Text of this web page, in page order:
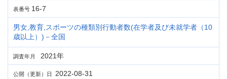
表番号 16-7
男女,教育,スポーツの種類別行動者数(在学者及び未就学者（10
歳以上）)－全国
調査年月 2021年
公開（更新）日 2022-08-31